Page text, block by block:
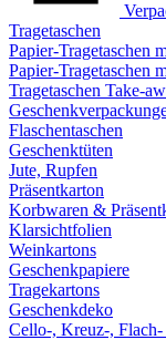
Tragetaschen
Papier-Tragetaschen
Papier-Tragetaschen
Tragetaschen Take-
Flaschentaschen
Geschenktüten
Jute, Rupfen
Präsentkarton
Korbwaren &
Klarsichtfolien
Weinkartons
Geschenkpapiere
Tragekartons
Geschenkdeko
Cello-, Kreuz-,